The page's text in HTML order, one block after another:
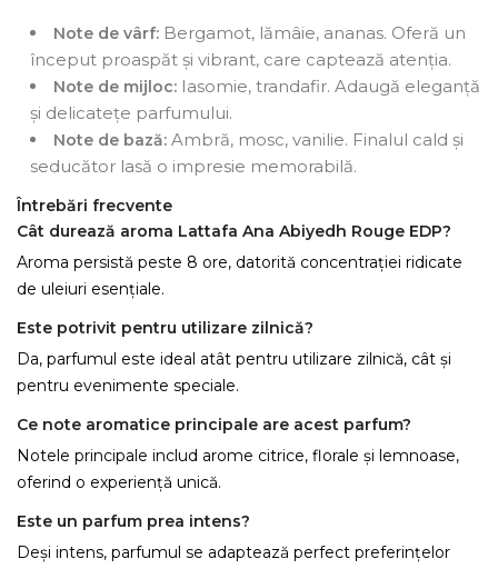
Note de vârf: Bergamot, lămâie, ananas. Oferă un
început proaspăt și vibrant, care captează atenția.
Note de mijloc: Iasomie, trandafir. Adaugă eleganță
și delicatețe parfumului.
Note de bază: Ambră, mosc, vanilie. Finalul cald și
seducător lasă o impresie memorabilă.
Întrebări frecvente
Cât durează aroma Lattafa Ana Abiyedh Rouge EDP?
Aroma persistă peste 8 ore, datorită concentrației ridicate
de uleiuri esențiale.
Este potrivit pentru utilizare zilnică?
Da, parfumul este ideal atât pentru utilizare zilnică, cât și
pentru evenimente speciale.
Ce note aromatice principale are acest parfum?
Notele principale includ arome citrice, florale și lemnoase,
oferind o experiență unică.
Este un parfum prea intens?
Deși intens, parfumul se adaptează perfect preferințelor